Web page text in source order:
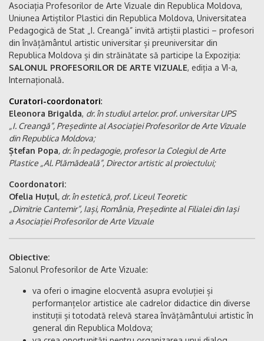
Asociația Profesorilor de Arte Vizuale din Republica Moldova,
Uniunea Artiștilor Plastici din Republica Moldova, Universitatea
Pedagogică de Stat „I. Creangă” invită artiștii plastici – profesori
din învățământul artistic universitar și preuniversitar din
Republica Moldova și din străinătate să participe la Expoziția:
SALONUL PROFESORILOR DE ARTE VIZUALE, ediția a VI-a,
Internațională.
Curatori-coordonatori:
Eleonora Brigalda, dr. în studiul artelor. prof. universitar UPS
„I. Creangă”, Președinte al Asociației Profesorilor de Arte Vizuale
din Republica Moldova;
Ștefan Popa, dr. în pedagogie, profesor la Colegiul de Arte
Plastice „Al. Plămădeală”, Director artistic al proiectului;
Coordonatori:
Ofelia Huțul, dr. în estetică, prof. Liceul Teoretic
„Dimitrie Cantemir”, Iași, România, Președinte al Filialei din Iași
a Asociației Profesorilor de Arte Vizuale
Obiective:
Salonul Profesorilor de Arte Vizuale:
va oferi o imagine elocventă asupra evoluției și
performanțelor artistice ale cadrelor didactice din diverse
instituții și totodată relevă starea învățământului artistic în
general din Republica Moldova;